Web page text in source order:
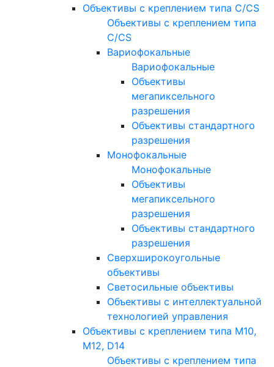
Объективы с креплением типа C/CS
Объективы с креплением типа
C/CS
Вариофокальные
Вариофокальные
Объективы
мегапиксельного
разрешения
Объективы стандартного
разрешения
Монофокальные
Монофокальные
Объективы
мегапиксельного
разрешения
Объективы стандартного
разрешения
Сверхширокоугольные
объективы
Светосильные объективы
Объективы с интеллектуальной
технологией управления
Объективы с креплением типа M10,
M12, D14
Объективы с креплением типа